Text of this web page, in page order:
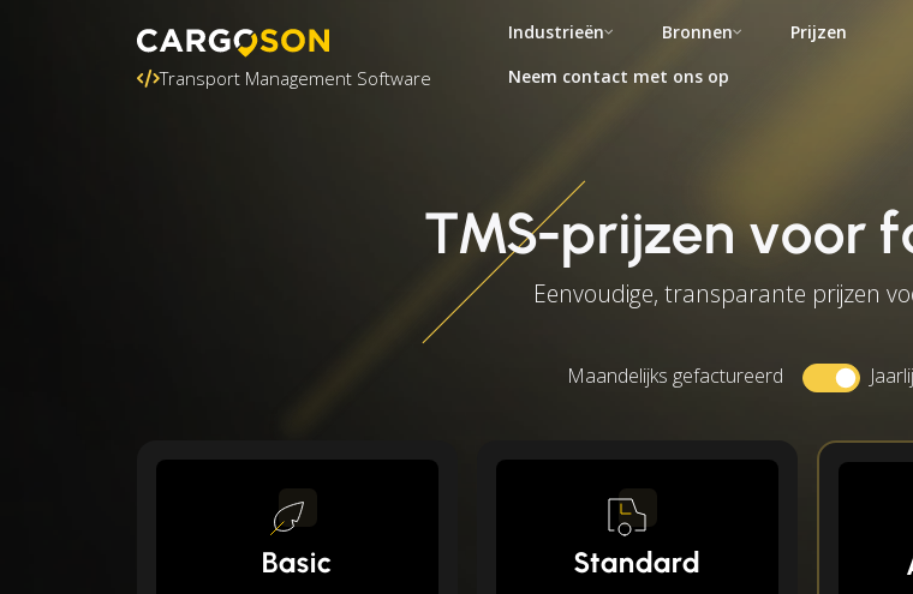
Transport Management Software
Industrieën Bronnen
Prijzen
Neem contact met ons op
TMS-prijzen voor
Eenvoudige, transparante prijzen
Maandelijks gefactureerd
Basic Standard